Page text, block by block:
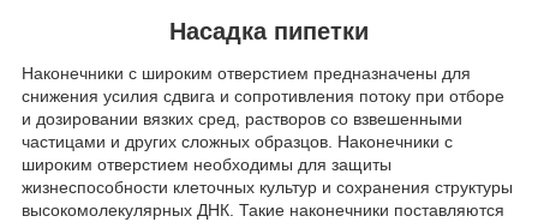
Насадка пипетки
Наконечники с широким отверстием предназначены для
снижения усилия сдвига и сопротивления потоку при отборе
и дозировании вязких сред, растворов со взвешенными
частицами и других сложных образцов. Наконечники с
широким отверстием необходимы для защиты
жизнеспособности клеточных культур и сохранения структуры
высокомолекулярных ДНК. Такие наконечники поставляются